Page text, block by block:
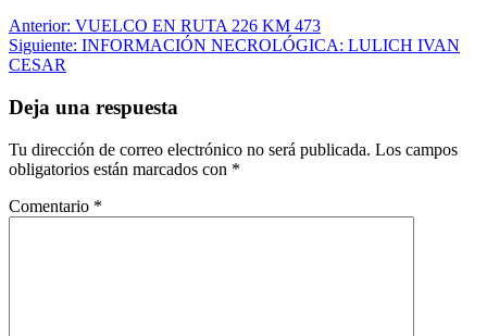
Navegación
de
Anterior: VUELCO EN RUTA 226 KM 473
Siguiente: INFORMACIÓN NECROLÓGICA: LULICH IVAN
CESAR
Deja una respuesta
Tu dirección de correo electrónico no será publicada. Los campos
obligatorios están marcados con *
Comentario *